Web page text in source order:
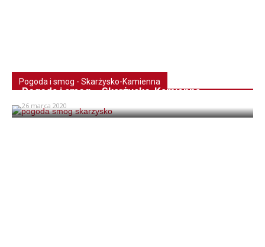
Pogoda i smog - Skarżysko-Kamienna
Pogoda i smog – Skarżysko-Kamienna
26 marca 2020